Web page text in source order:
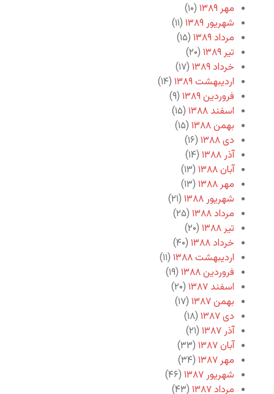
مهر ۱۳۸۹
(۱۰)
شهریور ۱۳۸۹
(۱۱)
مرداد ۱۳۸۹
(۱۵)
تیر ۱۳۸۹
(۲۰)
خرداد ۱۳۸۹
(۱۷)
اردیبهشت ۱۳۸۹
(۱۴)
فروردین ۱۳۸۹
(۹)
اسفند ۱۳۸۸
(۱۵)
بهمن ۱۳۸۸
(۱۵)
دی ۱۳۸۸
(۱۶)
آذر ۱۳۸۸
(۱۴)
آبان ۱۳۸۸
(۱۳)
مهر ۱۳۸۸
(۱۳)
شهریور ۱۳۸۸
(۲۱)
مرداد ۱۳۸۸
(۲۵)
تیر ۱۳۸۸
(۲۰)
خرداد ۱۳۸۸
(۴۰)
اردیبهشت ۱۳۸۸
(۱۱)
فروردین ۱۳۸۸
(۱۹)
اسفند ۱۳۸۷
(۲۰)
بهمن ۱۳۸۷
(۱۷)
دی ۱۳۸۷
(۱۸)
آذر ۱۳۸۷
(۲۱)
آبان ۱۳۸۷
(۳۳)
مهر ۱۳۸۷
(۳۴)
شهریور ۱۳۸۷
(۴۶)
مرداد ۱۳۸۷
(۴۳)